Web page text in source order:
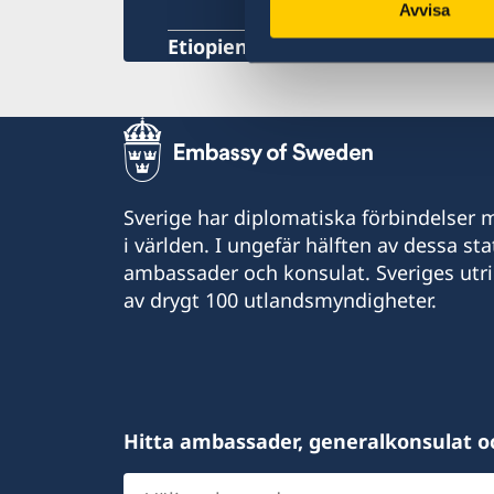
Avvisa
Etiopien, Addis Abeba
Sverige har diplomatiska förbindelser
i världen. I ungefär hälften av dessa
ambassader och konsulat. Sveriges
av drygt 100 utlandsmyndigheter.
Hitta ambassader, generalkonsulat
Välj